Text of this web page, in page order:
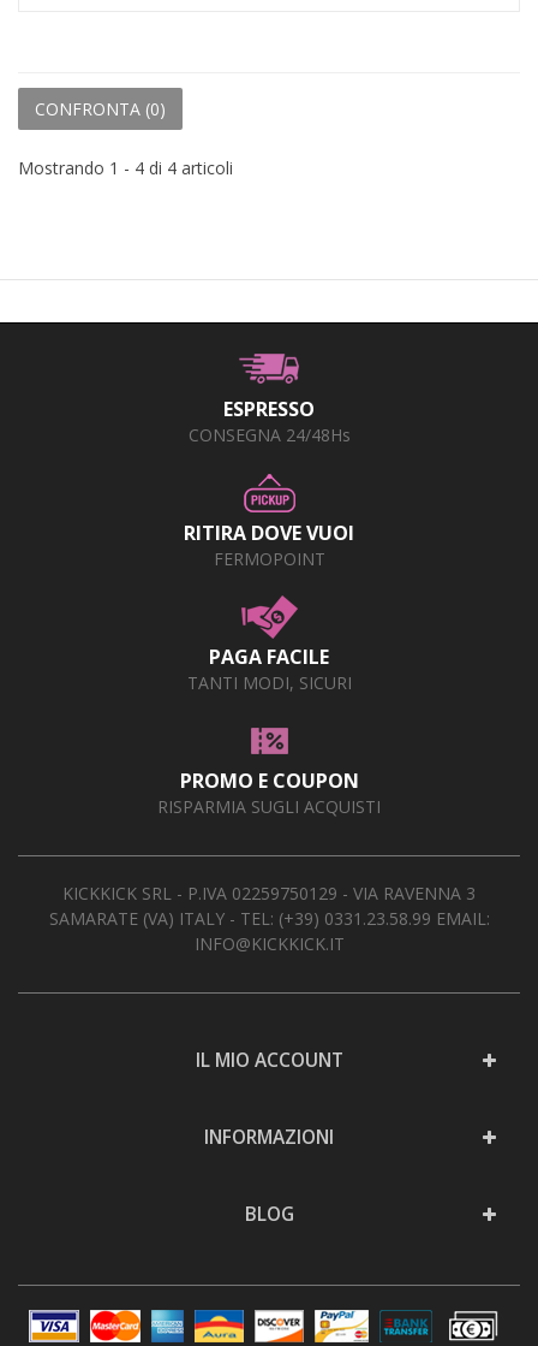
CONFRONTA (0)
Mostrando 1 - 4 di 4 articoli
ESPRESSO
CONSEGNA 24/48Hs
RITIRA DOVE VUOI
FERMOPOINT
PAGA FACILE
TANTI MODI, SICURI
PROMO E COUPON
RISPARMIA SUGLI ACQUISTI
KICKKICK SRL - P.IVA 02259750129 - VIA RAVENNA 3
SAMARATE (VA) ITALY - TEL: (+39) 0331.23.58.99 EMAIL:
INFO@KICKKICK.IT
IL MIO ACCOUNT
INFORMAZIONI
BLOG